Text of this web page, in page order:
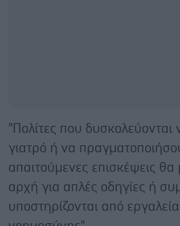
"Πολίτες που
γιατρό ή να
απαιτούμενες επισκέψεις θα
αρχή για απλές οδηγίες ή
υποστηρίζονται από